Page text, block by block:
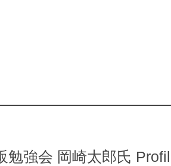
勉強会 岡崎太郎氏